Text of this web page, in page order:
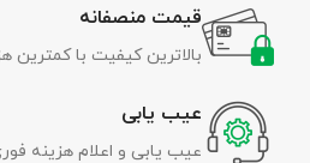
قیمت منصفانه
بالاترین کیفیت با کمترین
عیب یابی
عیب یابی و اعلام هزینه